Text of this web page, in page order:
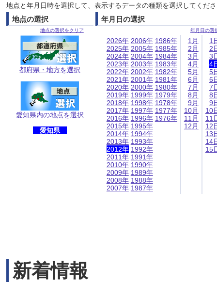
地点と年月日時を選択して、表示するデータの種類を選択してくだ
地点の選択
地点の選択をクリア
都府県・地方を選択
愛知県内の地点を選択
愛知県
年月日の選択
年月日の選
2026年
2025年
2024年
2023年
2022年
2021年
2020年
2019年
2018年
2017年
2016年
2015年
2014年
2013年
2012年
2011年
2010年
2009年
2008年
2007年
2006年
2005年
2004年
2003年
2002年
2001年
2000年
1999年
1998年
1997年
1996年
1995年
1994年
1993年
1992年
1991年
1990年
1989年
1988年
1987年
1986年
1985年
1984年
1983年
1982年
1981年
1980年
1979年
1978年
1977年
1976年
1月
2月
3月
4月
5月
6月
7月
8月
9月
10月
11月
12月
1
2
3
4
5
6
7
8
9
10
11
12
13
14
15
新着情報